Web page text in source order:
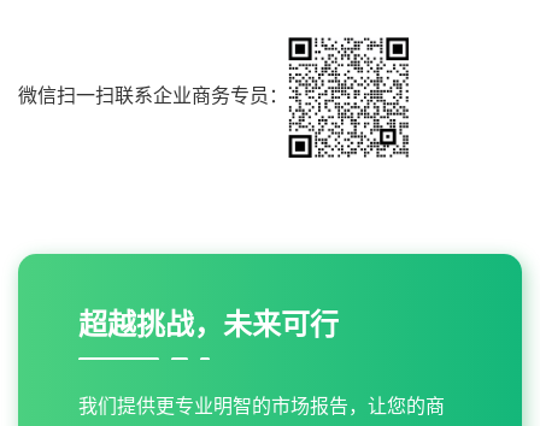
微信扫一扫联系企业商务专员：
超越挑战，未来可行
我们提供更专业明智的市场报告，让您的商